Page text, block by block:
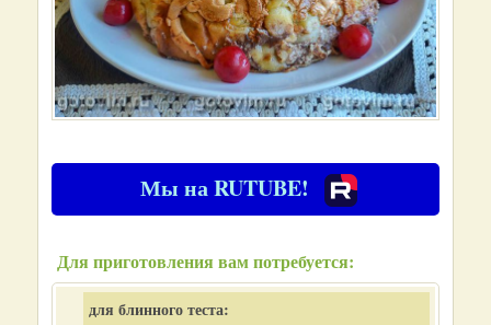
Мы на RUTUBE!
Для приготовления вам потребуется:
для блинного теста: